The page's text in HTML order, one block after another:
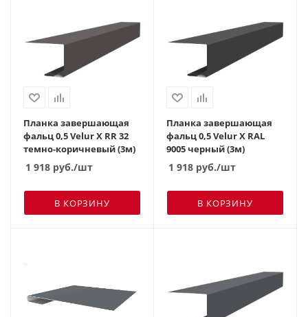
Планка завершающая
фальц 0,5 Velur X RR 32
темно-коричневый (3м)
1 918 руб./шт
В КОРЗИНУ
Планка завершающая
фальц 0,5 Velur X RAL
9005 черный (3м)
1 918 руб./шт
В КОРЗИНУ